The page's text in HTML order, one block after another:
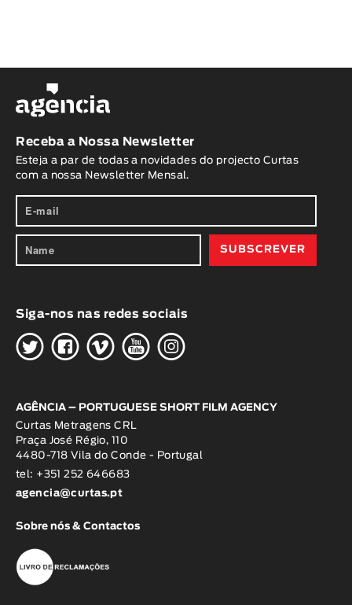
Receba a Nossa Newsletter
Esteja a par de todas a novidades do projecto Curtas
com a nossa Newsletter Mensal.
Siga-nos nas redes sociais
HGWOK
AGÊNCIA – PORTUGUESE SHORT FILM AGENCY
Curtas Metragens CRL
Praça José Régio, 110
4480-718 Vila do Conde - Portugal
tel: +351 252 646683
agencia@curtas.pt
Sobre nós & Contactos